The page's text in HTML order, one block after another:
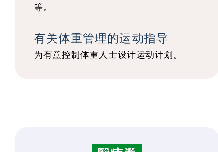
等。
有关体重管理的运动指导
为有意控制体重人士设计运动计划。